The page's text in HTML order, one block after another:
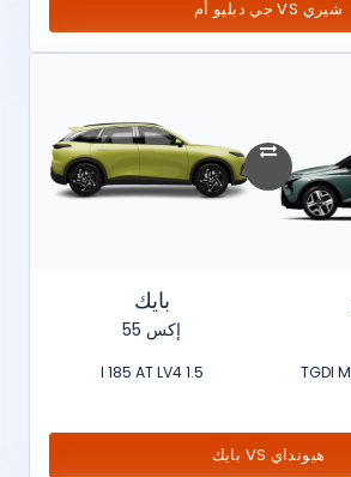
شيري VS جي دبليو أم
بايك
إكس 55
1.5 l 185 AT LV4
هيونداي VS بايك